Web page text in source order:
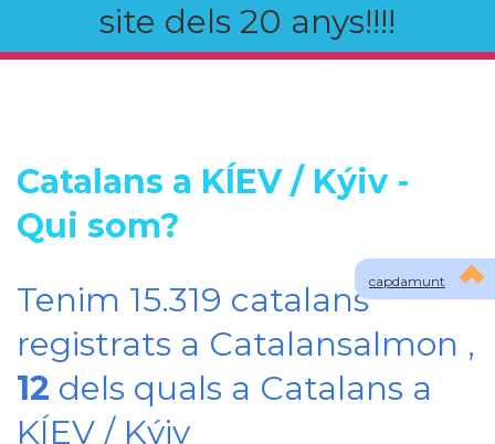
site dels 20 anys!!!!
capdamunt
Catalans a KÍEV / Kýiv -
Qui som?
Tenim 15.319 catalans
registrats a Catalansalmon ,
12 dels quals a Catalans a
KÍEV / Kýiv